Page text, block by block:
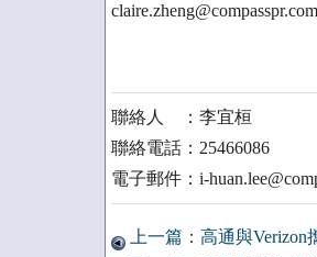
聯絡人 ：李宜桓
聯絡電話：25466086
電子郵件：i-
上一篇：高通與Verizon